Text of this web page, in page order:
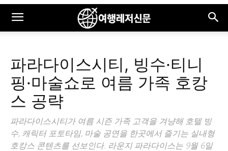
파라다이스시티, 빙수·티니
핑·마술쇼로 여름 가족 호캉
스 공략
파라다이스시티가 여름 시즌 가족 고객을 겨냥해 호텔 빙
수, 캐릭터 포토타임, 마술 공연을 한곳에서 즐기는 실내형
호캉스 콘텐츠를 선보인다. 라운지 파라다이스는 9월 6일